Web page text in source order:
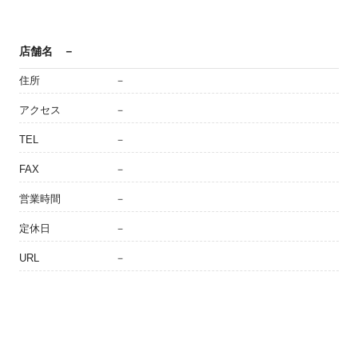
店舗名 －
住所 －
アクセス －
TEL －
FAX －
営業時間 －
定休日 －
URL －